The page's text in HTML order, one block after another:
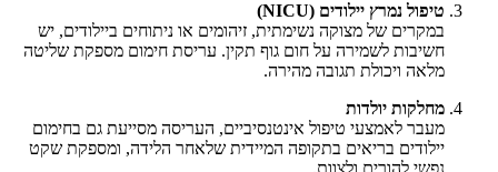
טיפול נמרץ יילודים (NICU)
במקרים של מצוקה נשימתית, זיהומים או ניתוחים ביילודים, יש
חשיבות לשמירה על חום גוף תקין. עריסת חימום מספקת שליטה
מלאה ויכולת תגובה מהירה.
מחלקות יולדות
מעבר לאמצעי טיפול אינטנסיביים, העריסה מסייעת גם בחימום
יילודים בריאים בתקופה המיידית שלאחר הלידה, ומספקת שקט